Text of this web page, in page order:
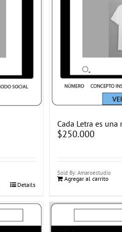
Details
Cada Letra es
$250.000
Sold By: Amaroestudio
Agregar al carrito